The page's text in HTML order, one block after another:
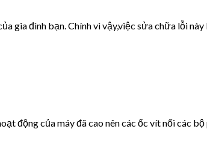
gia đình bạn. Chính vì vậy,việc sửa chữa lỗi
động của máy đã cao nên các ốc vít nối các